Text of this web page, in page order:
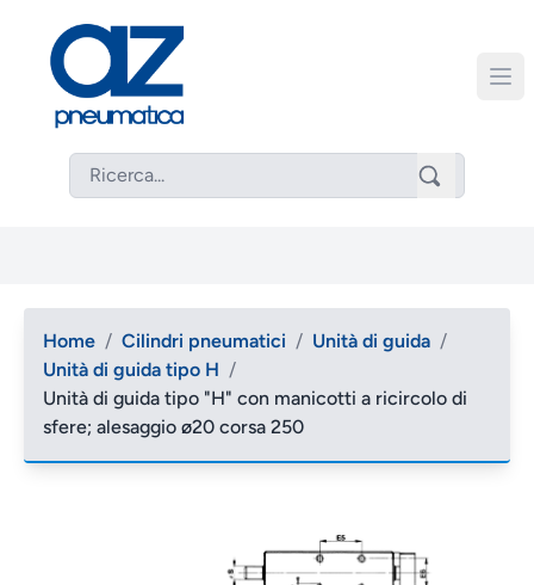
Home / Cilindri pneumatici / Unità di guida /
Unità di guida tipo H /
Unità di guida tipo "H" con manicotti a ricircolo di
sfere; alesaggio ø20 corsa 250